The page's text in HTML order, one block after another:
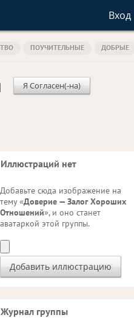
Вход
ПОУЧИТЕЛЬНЫЕ ДОБРЫЕ
Я Согласен(-на)
Иллюстраций нет
Добавьте сюда изображение на
тему «Доверие — Залог Хороших
Отношений», и оно станет
аватаркой этой группы.
Журнал группы